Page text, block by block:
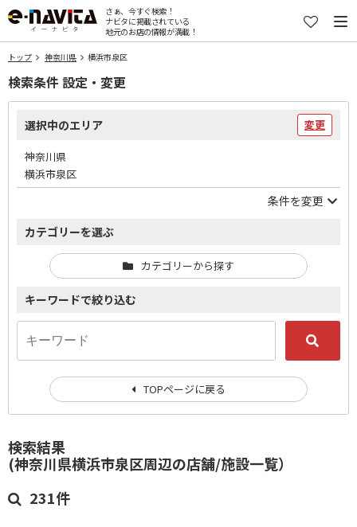
さぁ、今すぐ検索！
ナビタに掲載されている
地元のお店の情報が満載！
トップ 神奈川県 横浜市泉区
検索結果
(神奈川県横浜市泉区周辺の店舗/施設一覧）
231件
検索条件 設定・変更
選択中のエリア 変更
神奈川県
横浜市泉区
条件を変更
カテゴリーを選ぶ
カテゴリーから探す
キーワードで絞り込む
TOPページに戻る